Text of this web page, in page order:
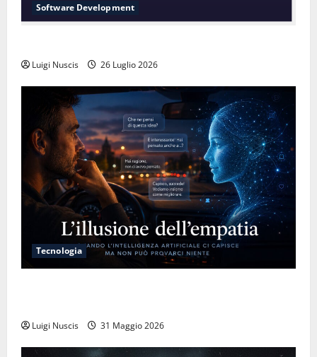
Software Development
Luigi Nuscis 26 Luglio 2026
Tecnologia
Luigi Nuscis 31 Maggio 2026